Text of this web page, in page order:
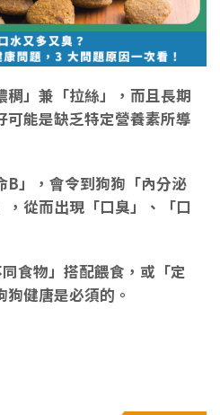
稠」兼「拉絲」，而且長期
可能是缺乏特定營養素所導
B」，會令到狗狗「內分泌
，從而出現「口臭」、「口
食物」搭配餵食，或「定
健唐是必須的。